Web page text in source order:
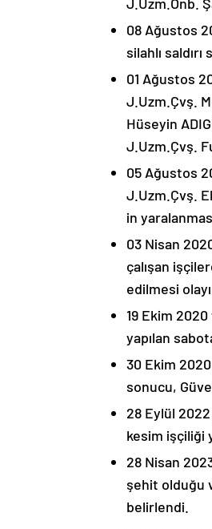
08 Ağustos
silahlı
01 Ağustos
J.Uzm.Çvş.
Hüseyin
J.Uzm.Çvş.
05 Ağustos
J.Uzm.Çvş.
in
03 Nisan
çalışan
edilmesi
19 Ekim
yapılan
30 Ekim
sonucu,
28 Eylül
kesim işçiliği
28 Nisan
şehit olduğu
belirlendi.